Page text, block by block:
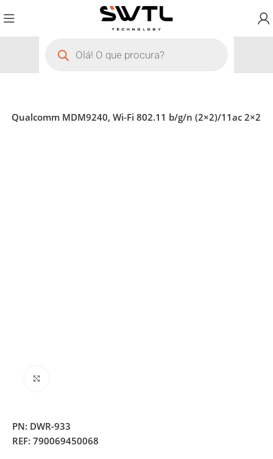
Qualcomm MDM9240, Wi-Fi 802.11 b/g/n (2×2)/11ac 2×2
PN: DWR-933
REF:790069450068